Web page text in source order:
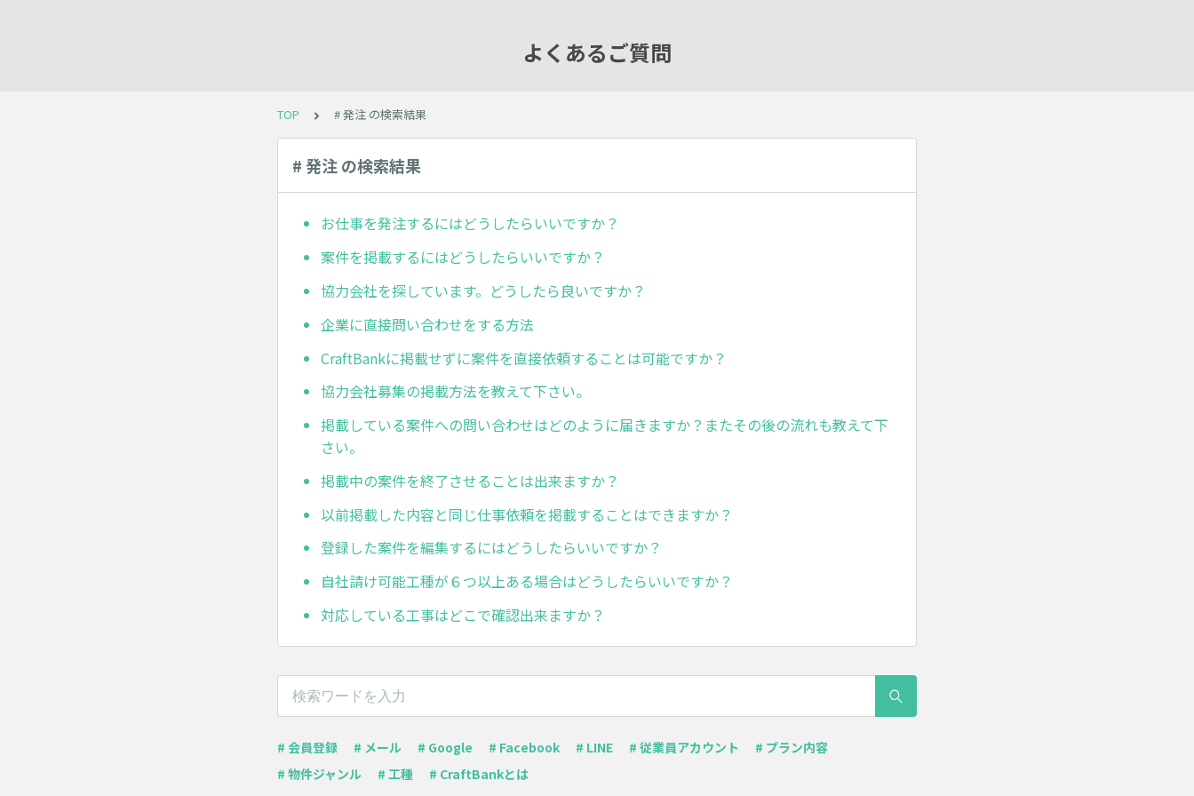
よくあるご質問
TOP # 発注 の検索結果
# 発注 の検索結果
お仕事を発注するにはどうしたらいいですか？
案件を掲載するにはどうしたらいいですか？
協力会社を探しています。どうしたら良いですか？
企業に直接問い合わせをする方法
CraftBankに掲載せずに案件を直接依頼することは可能ですか？
協力会社募集の掲載方法を教えて下さい。
掲載している案件への問い合わせはどのように届きますか？またその後の流れも教えて下
さい。
掲載中の案件を終了させることは出来ますか？
以前掲載した内容と同じ仕事依頼を掲載することはできますか？
登録した案件を編集するにはどうしたらいいですか？
自社請け可能工種が６つ以上ある場合はどうしたらいいですか？
対応している工事はどこで確認出来ますか？
# 会員登録 # メール # Google # Facebook # LINE # 従業員アカウント
# プラン内容
# 物件ジャンル
# 工種 # CraftBankとは